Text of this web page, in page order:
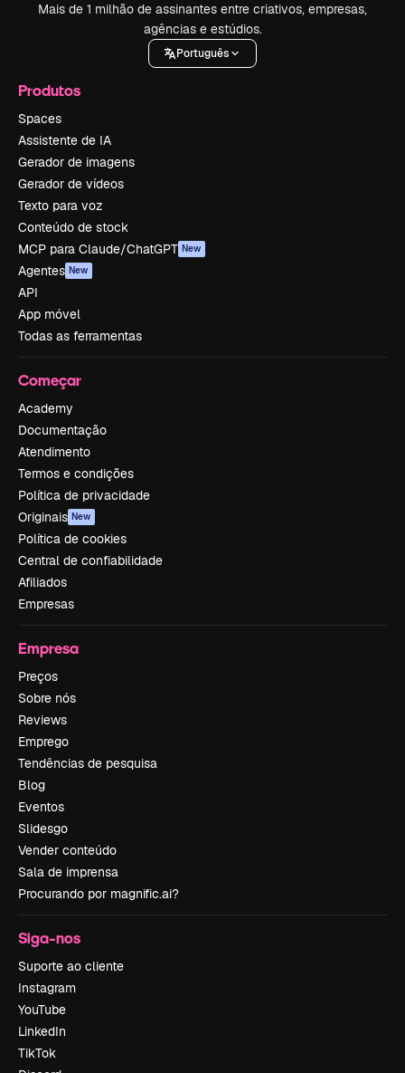
Mais de 1 milhão de assinantes entre criativos, empresas,
agências e estúdios.
Português
Produtos
Spaces
Assistente de IA
Gerador de imagens
Gerador de vídeos
Texto para voz
Conteúdo de stock
MCP para Claude/ChatGPT New
Agentes New
API
App móvel
Todas as ferramentas
Começar
Academy
Documentação
Atendimento
Termos e condições
Política de privacidade
Originais New
Política de cookies
Central de confiabilidade
Afiliados
Empresas
Empresa
Preços
Sobre nós
Reviews
Emprego
Tendências de pesquisa
Blog
Eventos
Slidesgo
Vender conteúdo
Sala de imprensa
Procurando por magnific.ai?
Siga-nos
Suporte ao cliente
Instagram
YouTube
LinkedIn
TikTok